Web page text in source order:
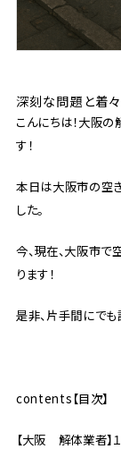
深刻な問題と着
こんにちは！大阪
す！
本日は大阪市の空
した。
今、現在、大阪市
ります！
是非、片手間にでも
contents【目次】
【大阪 解体業者】